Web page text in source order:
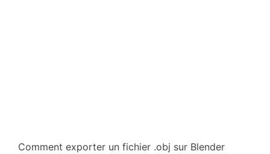
Comment exporter un fichier .obj sur Blender